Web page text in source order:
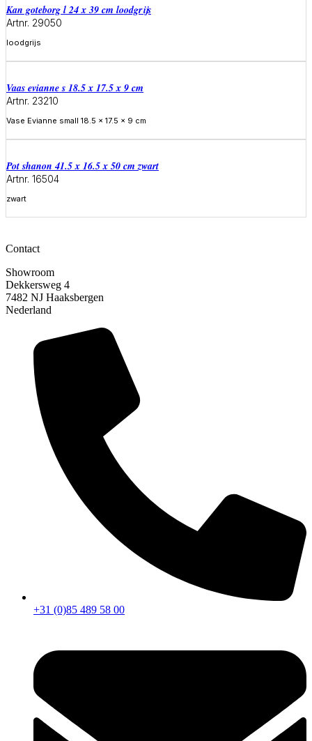
Kan goteborg l 24 x 39 cm loodgrijs
Artnr. 29050
loodgrijs
Meer informatie
Vaas evianne s 18.5 x 17.5 x 9 cm
Artnr. 23210
Vase Evianne small 18.5 x 17.5 x 9 cm
Pot shanon 41.5 x 16.5 x 50 cm zwart
Artnr. 16504
zwart
Contact
Showroom
Dekkersweg 4
7482 NJ Haaksbergen
Nederland
+31 (0)85 489 58 00